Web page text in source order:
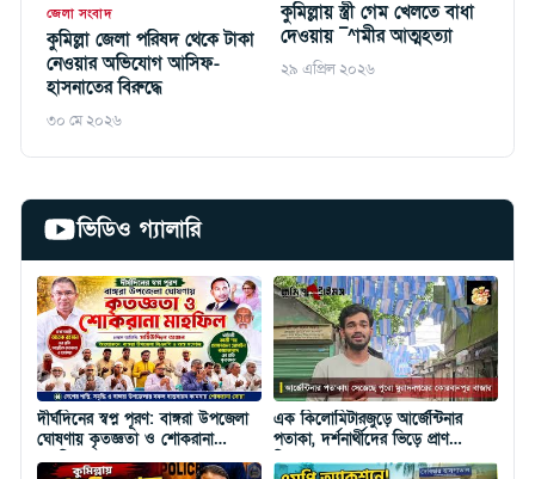
জেলা সংবাদ
কুমিল্লা জেলা পরিষদ থেকে টাকা
নেওয়ার অভিযোগ আসিফ-
হাসনাতের বিরুদ্ধে
৩০ মে ২০২৬
কুমিল্লায় স্ত্রী গেম খেলতে বাধা
দেওয়ায় ¯^ামীর আত্মহত্যা
২৯ এপ্রিল ২০২৬
ভিডিও গ্যালারি
দীর্ঘদিনের স্বপ্ন পূরণ: বাঙ্গরা উপজেলা
ঘোষণায় কৃতজ্ঞতা ও শোকরানা
মাহফিল
এক কিলোমিটারজুড়ে আর্জেন্টিনার
পতাকা, দর্শনার্থীদের ভিড়ে প্রাণ
ফিরেছে কোবানপুর বাজার